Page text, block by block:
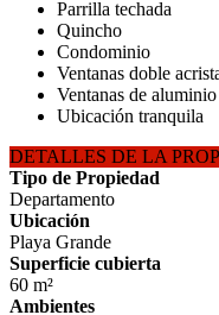
Parrilla techada
Quincho
Condominio
Ventanas doble
Ventanas de aluminio
Ubicación tranquila
DETALLES DE LA
Tipo de Propiedad
Departamento
Ubicación
Playa Grande
Superficie cubierta
60 m²
Ambientes